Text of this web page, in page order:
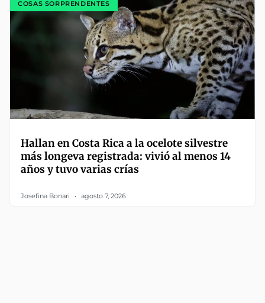
COSAS SORPRENDENTES
Hallan en Costa Rica a la ocelote silvestre
más longeva registrada: vivió al menos 14
años y tuvo varias crías
Josefina Bonari agosto 7, 2026